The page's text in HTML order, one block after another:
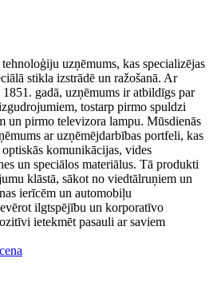
uzņēmums, kas specializējas
stikla izstrādē un ražošanā. Ar
gadā, uzņēmums ir atbildīgs par
tostarp pirmo spuldzi
un pirmo televizora lampu. Mūsdienās
ar uzņēmējdarbības portfeli, kas
komunikācijas, vides
un speciālos materiālus. Tā produkti
klāstā, sākot no viedtālruņiem un
ierīcēm un automobiļu
ilgtspējību un korporatīvo
ietekmēt pasauli ar saviem